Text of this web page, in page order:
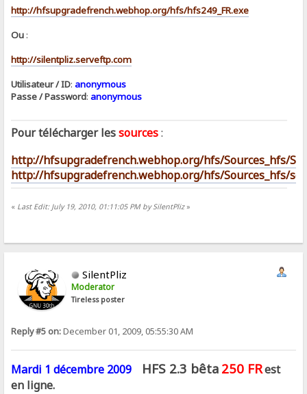
http://hfsupgradefrench.webhop.org/hfs/hfs249_FR.exe
Ou :
http://silentpliz.serveftp.com
Utilisateur / ID:anonymous
Passe / Password:anonymous
Pour télécharger lessources:
http://hfsupgradefrench.webhop.org/hfs/Sources_hfs/
http://hfsupgradefrench.webhop.org/hfs/Sources_hfs/
« Last Edit: July 19, 2010, 01:11:05 PM by SilentPliz»
SilentPliz
Moderator
Tireless poster
Reply #5 on:December 01, 2009, 05:55:30 AM
Mardi 1 décembre 2009 HFS 2.3 bêta 250 FRest
en ligne.